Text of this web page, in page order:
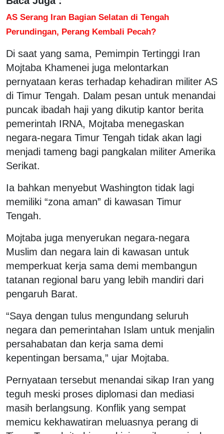
AS Serang Iran Bagian Selatan di Tengah
Perundingan, Perang Kembali Pecah?
Di saat yang sama, Pemimpin Tertinggi Iran
Mojtaba Khamenei juga melontarkan
pernyataan keras terhadap kehadiran militer AS
di Timur Tengah. Dalam pesan untuk menandai
puncak ibadah haji yang dikutip kantor berita
pemerintah IRNA, Mojtaba menegaskan
negara-negara Timur Tengah tidak akan lagi
menjadi tameng bagi pangkalan militer Amerika
Serikat.
Ia bahkan menyebut Washington tidak lagi
memiliki “zona aman” di kawasan Timur
Tengah.
Mojtaba juga menyerukan negara-negara
Muslim dan negara lain di kawasan untuk
memperkuat kerja sama demi membangun
tatanan regional baru yang lebih mandiri dari
pengaruh Barat.
“Saya dengan tulus mengundang seluruh
negara dan pemerintahan Islam untuk menjalin
persahabatan dan kerja sama demi
kepentingan bersama,” ujar Mojtaba.
Pernyataan tersebut menandai sikap Iran yang
teguh meski proses diplomasi dan mediasi
masih berlangsung. Konflik yang sempat
memicu kekhawatiran meluasnya perang di